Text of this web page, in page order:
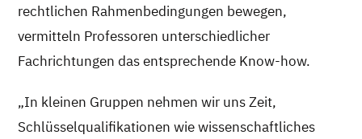
rechtlichen Rahmenbedingungen bewegen,
vermitteln Professoren unterschiedlicher
Fachrichtungen das entsprechende Know-how.
„In kleinen Gruppen nehmen wir uns Zeit,
Schlüsselqualifikationen wie wissenschaftliches